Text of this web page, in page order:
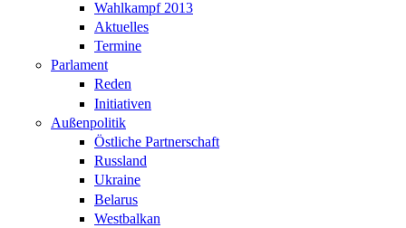
Wahlkampf 2013
Aktuelles
Termine
Parlament
Reden
Initiativen
Außenpolitik
Östliche Partnerschaft
Russland
Ukraine
Belarus
Westbalkan